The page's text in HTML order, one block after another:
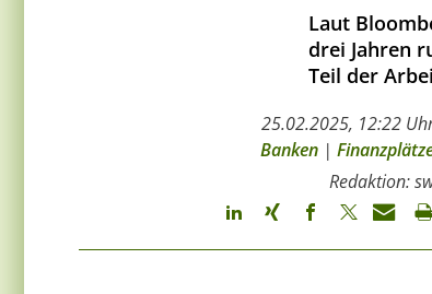
Laut
drei Jahren
Teil der
25.02.2025, 12:22
Banken |
Redaktion: